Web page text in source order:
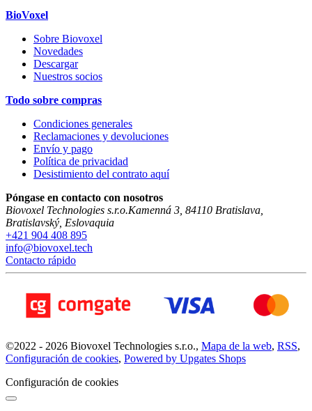
BioVoxel
Sobre Biovoxel
Novedades
Descargar
Nuestros socios
Todo sobre compras
Condiciones generales
Reclamaciones y devoluciones
Envío y pago
Política de privacidad
Desistimiento del contrato aquí
Póngase en contacto con nosotros
Biovoxel Technologies s.r.o.Kamenná 3 84110 Bratislava
Bratislavský Eslovaquia
+421 904 408 895
info@biovoxel.tech
Contacto rápido
©2022 - 2026 Biovoxel Technologies s.r.o., Mapa de la web, RSS,
Configuración de cookies, Powered by Upgates Shops
Configuración de cookies